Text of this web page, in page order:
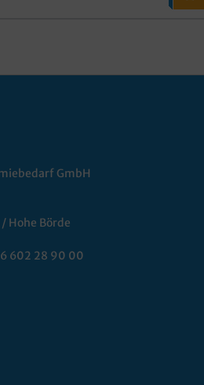
GmbH
Hohe Börde
602 28 90 00